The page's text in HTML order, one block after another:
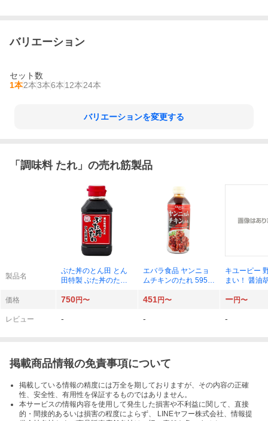
バリエーション
セット数
1本2本3本6本12本24本
バリエーションを変更する
「 調味料 たれ 」の売れ筋製品
製品名
ぶた丼のとん田 とん
田特製 ぶた丼のたれ×
エバラ食品 ヤンニョ
ムチキンのたれ 595g
キユーピー
まい！ 醤油
1本
価格 750円〜 451円〜 ー円〜
レビュー - - -
掲載商品情報の免責事項について
掲載している情報の精度には万全を期しておりますが、その内容の正確
性、安全性、有用性を保証するものではありません。
本サービスの情報内容を使用して発生した損害や不利益に関して、直接
的・間接的あるいは損害の程度によらず、 LINEヤフー株式会社、情報提